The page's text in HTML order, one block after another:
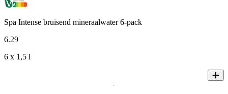
Spa Intense bruisend mineraalwater 6-pack
6.29
6 x 1,5 l